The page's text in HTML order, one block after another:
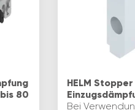
80
HELM
Bei